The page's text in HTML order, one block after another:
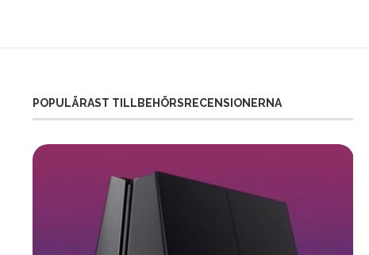
POPULÄRAST TILLBEHÖRSRECENSIONERNA